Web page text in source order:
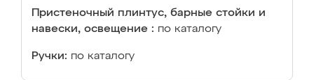
Пристеночный плинтус, барные стойки и
навески, освещение : по каталогу
Ручки: по каталогу